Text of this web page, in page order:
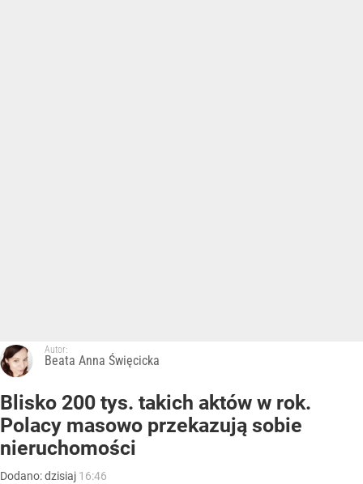
Autor:
Beata Anna Święcicka
Blisko 200 tys. takich aktów w rok.
Polacy masowo przekazują sobie
nieruchomości
Dodano:dzisiaj 16:46